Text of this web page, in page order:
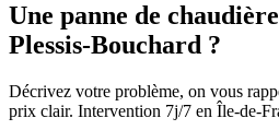
Une panne de
Plessis-Bouchard ?
Décrivez votre problème, on vous
prix clair. Intervention 7j/7 en Île-de-